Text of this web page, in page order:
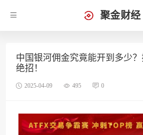
聚金财经
中国银河佣金究竟能开到多少
绝招！
2025-04-09 495 0